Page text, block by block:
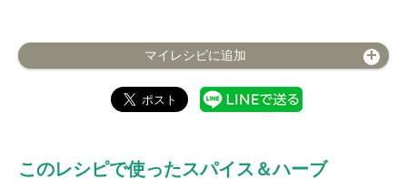
マイレシピに追加
このレシピで使ったスパイス＆ハーブ